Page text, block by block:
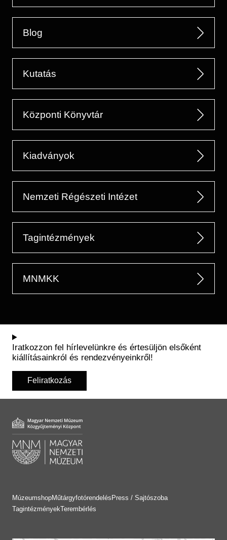
Blog
Kutatás
Központi Könyvtár
Kiadványok
Nemzeti Régészeti Intézet
Tagintézmények
MNMKK
Iratkozzon fel hírlevelünkre és értesüljön elsőként
kiállításainkról és rendezvényeinkről!
Feliratkozás
MúzeumshopMűtárgyfotórendelés Press / Sajtószoba
TagintézményekTerembérlés